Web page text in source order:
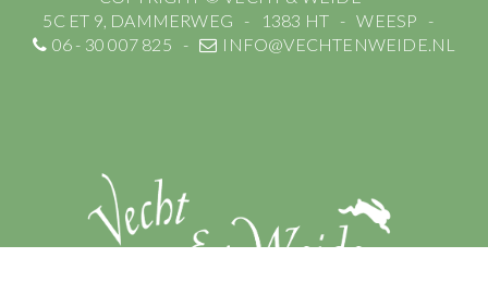
5C ET 9, DAMMERWEG
1383 HT
WEESP
06 - 30 007 825
INFO@VECHTENWEIDE.NL